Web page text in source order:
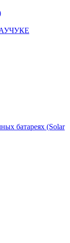
батареях (Solar